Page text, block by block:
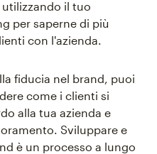
il tuo
per saperne di più
con l'azienda.
fiducia nel brand, puoi
come i clienti si
alla tua azienda e
Sviluppare e
è un processo a lungo